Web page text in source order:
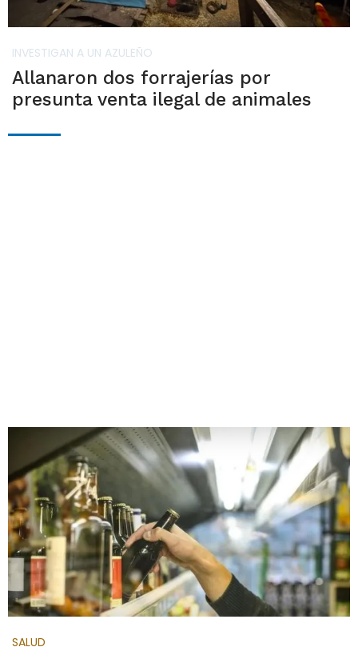
INVESTIGAN A UN AZULEÑO
Allanaron dos forrajerías por
presunta venta ilegal de animales
SALUD